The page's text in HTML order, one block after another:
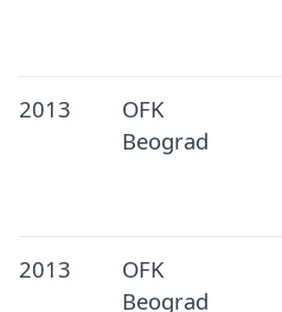
2013
OFK
Beograd
2013
OFK
Beograd